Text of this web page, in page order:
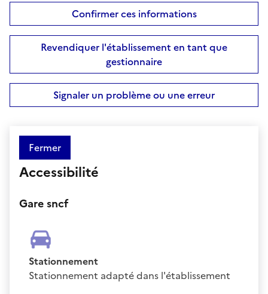
Confirmer ces informations
Revendiquer l'établissement en tant que
gestionnaire
Signaler un problème ou une erreur
Fermer
Accessibilité
Gare sncf
Stationnement
Stationnement adapté dans l'établissement